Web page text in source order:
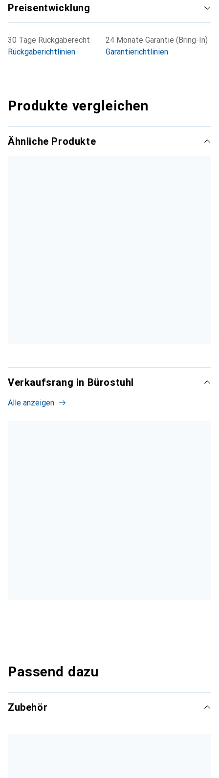
Preisentwicklung
30 Tage Rückgaberecht
Rückgaberichtlinien
24 Monate Garantie (Bring-In)
Garantierichtlinien
Produkte vergleichen
Ähnliche Produkte
Verkaufsrang in Bürostuhl
Alle anzeigen
Passend dazu
Zubehör